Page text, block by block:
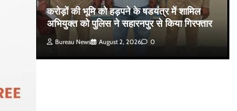
करोड़ों की भूमि को हड़पने के षडयंत्र में शामिल
अभियुक्त को पुलिस ने सहारनपुर से किया गिरफ्तार
Bureau News August 2, 2026 0